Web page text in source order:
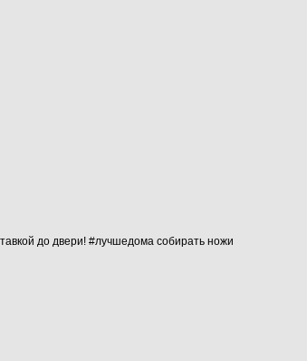
до двери! #лучшедома собирать ножи